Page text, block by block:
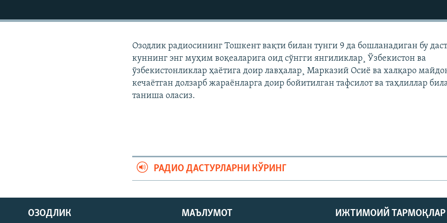
Озодлик радиосининг Тошкент вақти билан тунги 9 да бошланадиган бу
куннинг энг муҳим воқеаларига оид сўнгги янгиликлар¸ Ўзбекистон ва
ўзбекистонликлар ҳаëтига доир лавҳалар¸ Марказий Осиë ва халқаро
кечаëтган долзарб жараëнларга доир бойитилган тафсилот ва таҳлиллар
таниша оласиз.
РАДИО ДАСТУРЛАРНИ КЎРИНГ
ИЖТИМОИЙ ТАРМОҚЛАР
ОЗОДЛИК МАЪЛУМОТ